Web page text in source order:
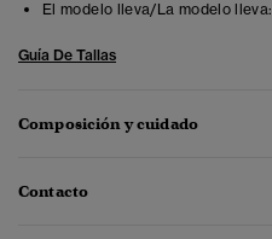
El modelo lleva/La modelo lleva:
Guía De Tallas
Composición y cuidado
Contacto